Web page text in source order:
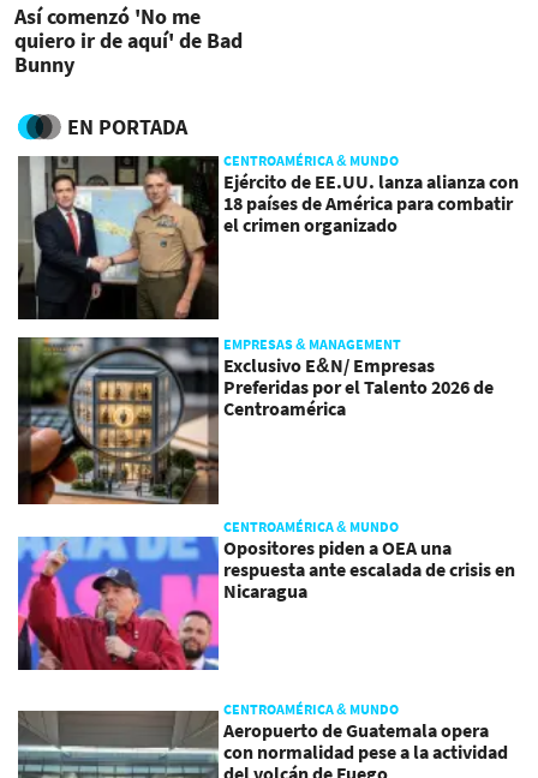
Así comenzó 'No me
quiero ir de aquí' de Bad
Bunny
EN PORTADA
CENTROAMÉRICA & MUNDO
Ejército de EE.UU. lanza alianza con
18 países de América para combatir
el crimen organizado
EMPRESAS & MANAGEMENT
Exclusivo E&N/ Empresas
Preferidas por el Talento 2026 de
Centroamérica
CENTROAMÉRICA & MUNDO
Opositores piden a OEA una
respuesta ante escalada de crisis en
Nicaragua
CENTROAMÉRICA & MUNDO
Aeropuerto de Guatemala opera
con normalidad pese a la actividad